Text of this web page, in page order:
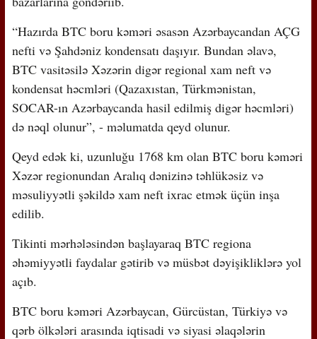
“Hazırda BTC boru kəməri əsasən Azərbaycandan AÇG
nefti və Şahdəniz kondensatı daşıyır. Bundan əlavə,
BTC vasitəsilə Xəzərin digər regional xam neft və
kondensat həcmləri (Qazaxıstan, Türkmənistan,
SOCAR-ın Azərbaycanda hasil edilmiş digər həcmləri)
də nəql olunur”, - məlumatda qeyd olunur.
Qeyd edək ki, uzunluğu 1768 km olan BTC boru kəməri
Xəzər regionundan Aralıq dənizinə təhlükəsiz və
məsuliyyətli şəkildə xam neft ixrac etmək üçün inşa
edilib.
Tikinti mərhələsindən başlayaraq BTC regiona
əhəmiyyətli faydalar gətirib və müsbət dəyişikliklərə yol
açıb.
BTC boru kəməri Azərbaycan, Gürcüstan, Türkiyə və
qərb ölkələri arasında iqtisadi və siyasi əlaqələrin